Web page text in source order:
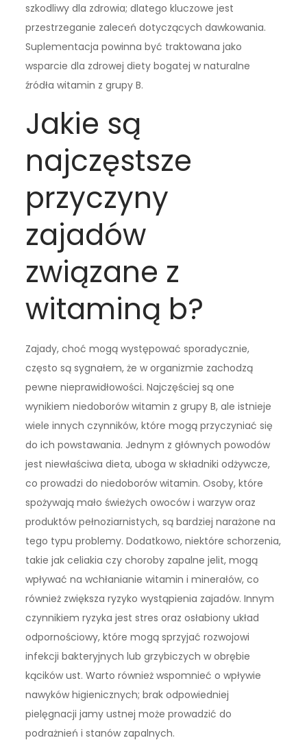
szkodliwy dla zdrowia; dlatego kluczowe jest
przestrzeganie zaleceń dotyczących dawkowania.
Suplementacja powinna być traktowana jako
wsparcie dla zdrowej diety bogatej w naturalne
źródła witamin z grupy B.
Jakie są
najczęstsze
przyczyny
zajadów
związane z
witaminą b?
Zajady, choć mogą występować sporadycznie,
często są sygnałem, że w organizmie zachodzą
pewne nieprawidłowości. Najczęściej są one
wynikiem niedoborów witamin z grupy B, ale istnieje
wiele innych czynników, które mogą przyczyniać się
do ich powstawania. Jednym z głównych powodów
jest niewłaściwa dieta, uboga w składniki odżywcze,
co prowadzi do niedoborów witamin. Osoby, które
spożywają mało świeżych owoców i warzyw oraz
produktów pełnoziarnistych, są bardziej narażone na
tego typu problemy. Dodatkowo, niektóre schorzenia,
takie jak celiakia czy choroby zapalne jelit, mogą
wpływać na wchłanianie witamin i minerałów, co
również zwiększa ryzyko wystąpienia zajadów. Innym
czynnikiem ryzyka jest stres oraz osłabiony układ
odpornościowy, które mogą sprzyjać rozwojowi
infekcji bakteryjnych lub grzybiczych w obrębie
kącików ust. Warto również wspomnieć o wpływie
nawyków higienicznych; brak odpowiedniej
pielęgnacji jamy ustnej może prowadzić do
podrażnień i stanów zapalnych.